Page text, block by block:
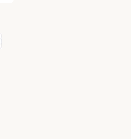
Method
Method
paack Shipping Method